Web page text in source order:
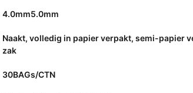
4.0mm5.0mm
Naakt, volledig in papier verpakt, semi-papier
zak
30BAGs/CTN